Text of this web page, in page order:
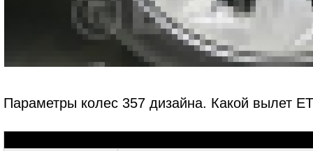
Параметры колес 357 дизайна. Какой вылет